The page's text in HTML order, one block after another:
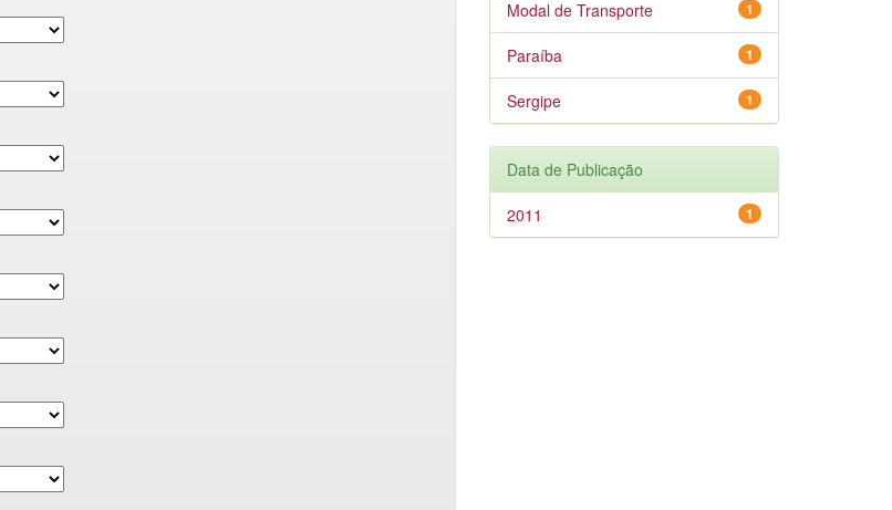
1
Modal de Transporte
1
Paraíba
1
Sergipe
Data de Publicação
1
2011